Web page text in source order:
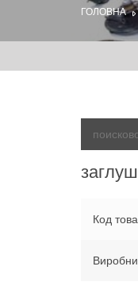
ГОЛОВНА
Код